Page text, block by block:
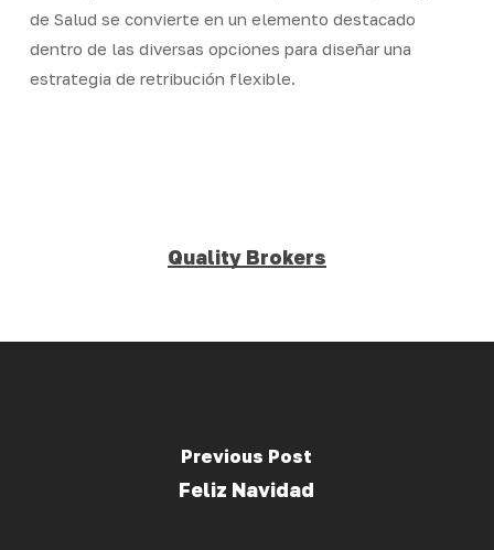
de Salud se convierte en un elemento destacado
dentro de las diversas opciones para diseñar una
estrategia de retribución flexible.
Quality Brokers
Previous Post
Feliz Navidad